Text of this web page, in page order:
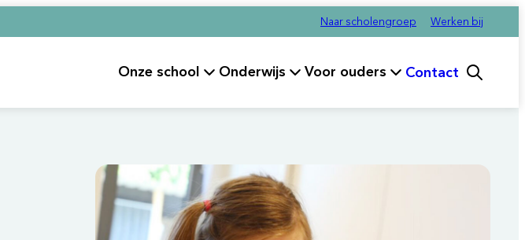
Naar scholengroep Werken bij
Onze school Onderwijs Voor ouders Contact